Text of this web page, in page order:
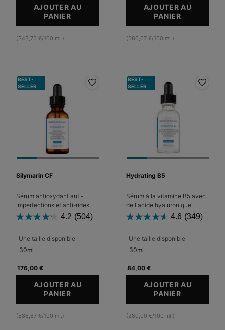
AJOUTER AU
PANIER TRIPLE LIPID RESTORE 2:4:2
(343,75 €/100 ml.)
AJOUTER AU
PANIER
(586,67 €/100 ml.)
BEST-
SELLER
Silymarin CF
Sérum antioxydant anti-
imperfections et anti-rides
4.2 (504)
Une taille disponible
30ml
176,00 €
AJOUTER AU
PANIER
(586,67 €/100 ml.)
BEST-
SELLER
Hydrating B5
Sérum à la vitamine B5 avec
de l'acide hyaluronique
4.6 (349)
Une taille disponible
30ml
84,00 €
AJOUTER AU
PANIER
(280,00 €/100 ml.)